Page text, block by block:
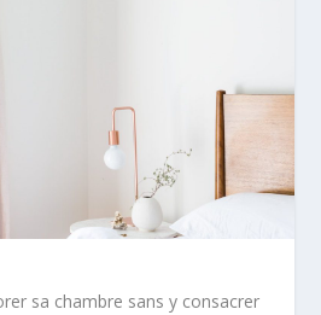
sa chambre sans y consacrer